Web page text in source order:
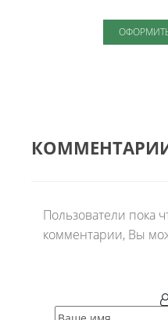
Пользователи пока
комментарии, Вы